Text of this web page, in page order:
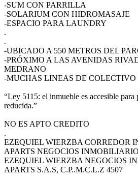
-SUM CON PARRILLA
-SOLARIUM CON HIDROMASAJE
-ESPACIO PARA LAUNDRY
.
.
-UBICADO A 550 METROS DEL
-PRÓXIMO A LAS AVENIDAS
MEDRANO
-MUCHAS LINEAS DE COLECTIVO
“Ley 5115: el inmueble es accesible
reducida.”
NO ES APTO CREDITO
.
EZEQUIEL WIERZBA CORREDOR
APARTS NEGOCIOS
EZEQUIEL WIERZBA NEGOCIOS
APARTS S.A.S, C.P..M.C.L.Z 4507